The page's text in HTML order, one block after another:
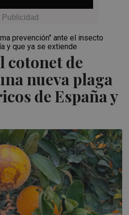
cotonet de
nueva plaga
de España y
prevención" ante el insecto
y que ya se extiende